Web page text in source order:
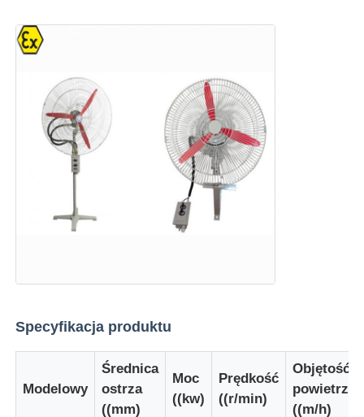
Dom
Produkty
O nas
Kontrola jakości
Skontaktuj się z nami
Specyfikacja produktu
Modelowy
Średnica
ostrza
((mm)
Moc
((kw)
Prędkość
((r/min)
Objętość
powietrza
((m/h)